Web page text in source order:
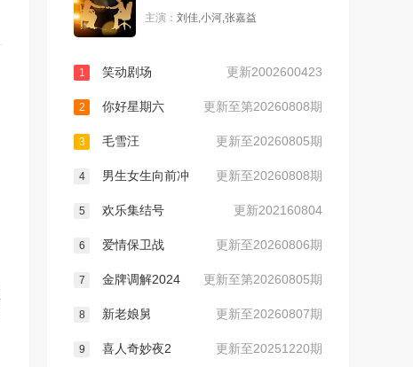
主演： 刘佳,小河,张嘉益
更新2002600423
1 笑动剧场
更新至第20260808期
2 你好星期六
更新至20260805期
3 毛雪汪
更新至20260808期
4 男生女生向前冲
更新202160804
5 欢乐集结号
更新至20260806期
6 爱情保卫战
更新至第20260805期
7 金牌调解2024
更新至20260807期
8 新老娘舅
更新至20251220期
9 喜人奇妙夜2